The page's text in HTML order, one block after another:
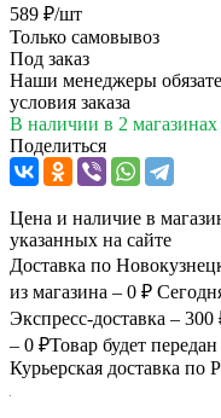
589 ₽/шт
Только самовывоз
Под заказ
Наши менеджеры
условия заказа
В наличии в 2 магазинах
Поделиться
Цена и наличие в
указанных на сайте
Доставка по
из магазина – 0 ₽
Экспресс-доставка – 300
– 0 ₽Товар будет
Курьерская доставка по